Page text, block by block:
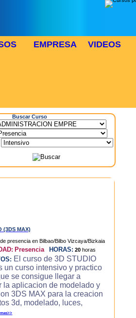
EMPRESA VIDEOS
Buscar Curso
(3DS MAX)
Presencia HORAS: 20 horas
El curso de 3D STUDIO
un curso intensivo y practico
se consigue llegar a
la aplicacion de modelado y
3DS MAX para la creacion
3d, modelado, luces,